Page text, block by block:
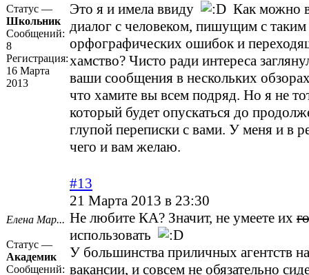
Статус —
Школьник
Сообщений:
8
Регистрация:
16 Марта
2013
Это я и имела ввиду
Как можно
диалог с человеком, пишущим с таким
орфографических ошибок и
хамство? Чисто ради интереса
ваши сообщения в нескольких
что хамите вы всем подряд. Но я не
который будет опускаться до
глупой переписки с вами. У меня и в
чего и вам желаю.
Елена Мар...
Статус —
Академик
Сообщений:
#13
21 Марта 2013 в 23:30
Не любите КА? Значит, не умеете их
использовать
У большинства приличных агентств
вакансии, и совсем не обязательно